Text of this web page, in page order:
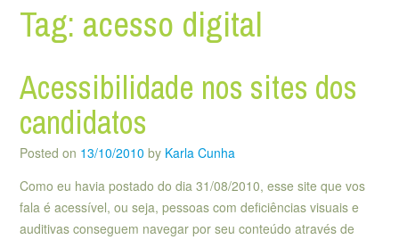
Tag: acesso digital
Acessibilidade nos sites dos
candidatos
Posted on 13/10/2010 by Karla Cunha
Como eu havia postado do dia 31/08/2010, esse site que vos
fala é acessível, ou seja, pessoas com deficiências visuais e
auditivas conseguem navegar por seu conteúdo através de